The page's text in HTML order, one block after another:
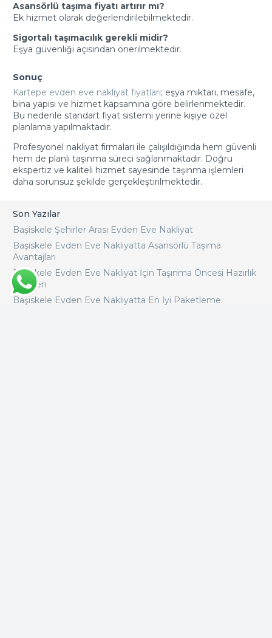
Asansörlü taşıma fiyatı artırır mı?
Ek hizmet olarak değerlendirilebilmektedir.
Sigortalı taşımacılık gerekli midir?
Eşya güvenliği açısından önerilmektedir.
Sonuç
Kartepe evden eve nakliyat fiyatları; eşya miktarı, mesafe,
bina yapısı ve hizmet kapsamına göre belirlenmektedir.
Bu nedenle standart fiyat sistemi yerine kişiye özel
planlama yapılmaktadır.
Profesyonel nakliyat firmaları ile çalışıldığında hem güvenli
hem de planlı taşınma süreci sağlanmaktadır. Doğru
ekspertiz ve kaliteli hizmet sayesinde taşınma işlemleri
daha sorunsuz şekilde gerçekleştirilmektedir.
Son Yazılar
Başiskele Şehirler Arası Evden Eve Nakliyat
Başiskele Evden Eve Nakliyatta Asansörlü Taşıma
Avantajları
Başiskele Evden Eve Nakliyat İçin Taşınma Öncesi Hazırlık
Rehberi
Başiskele Evden Eve Nakliyatta En İyi Paketleme